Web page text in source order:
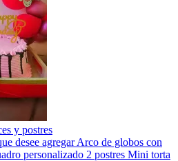
y postres
desee agregar Arco de globos con
personalizado 2 postres Mini torta